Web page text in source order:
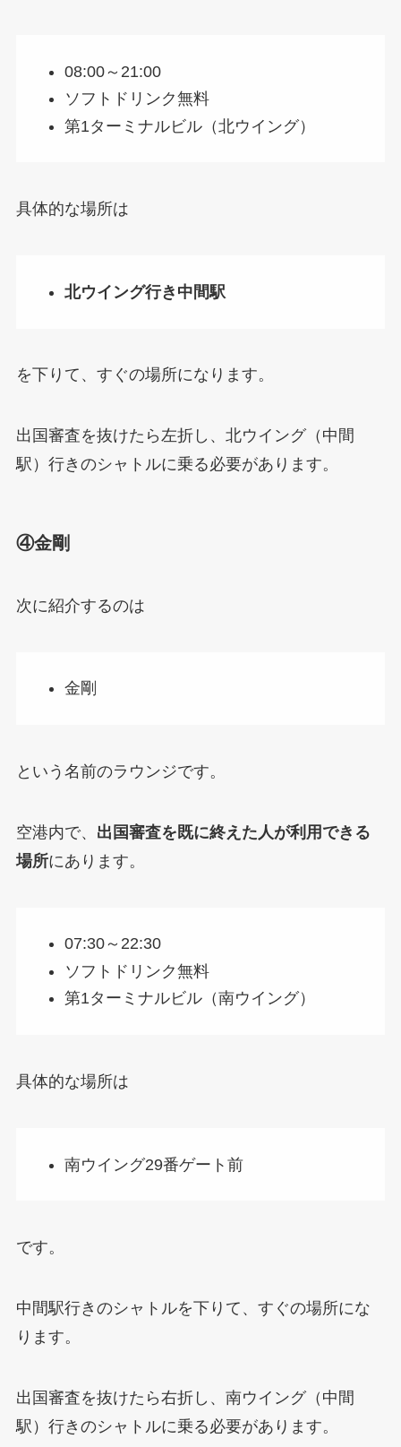
08:00～21:00
ソフトドリンク無料
第1ターミナルビル（北ウイング）
具体的な場所は
北ウイング行き中間駅
を下りて、すぐの場所になります。
出国審査を抜けたら左折し、北ウイング（中間
駅）行きのシャトルに乗る必要があります。
④金剛
次に紹介するのは
金剛
という名前のラウンジです。
空港内で、 出国審査を既に終えた人が利用できる
場所にあります。
07:30～22:30
ソフトドリンク無料
第1ターミナルビル（南ウイング）
具体的な場所は
南ウイング29番ゲート前
です。
中間駅行きのシャトルを下りて、すぐの場所にな
ります。
出国審査を抜けたら右折し、南ウイング（中間
駅）行きのシャトルに乗る必要があります。